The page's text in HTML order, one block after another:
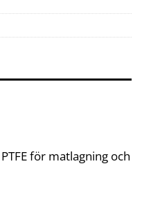
för matlagning och